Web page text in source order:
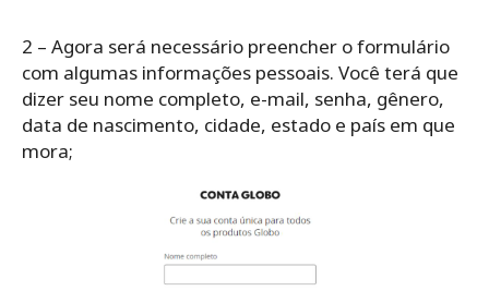
2 – Agora será necessário preencher o formulário
com algumas informações pessoais. Você terá que
dizer seu nome completo, e-mail, senha, gênero,
data de nascimento, cidade, estado e país em que
mora;